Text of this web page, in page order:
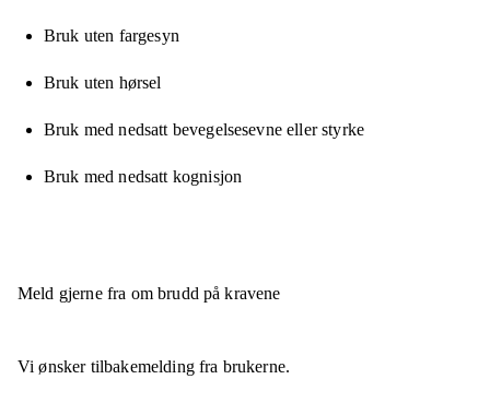
Bruk uten fargesyn
Bruk uten hørsel
Bruk med nedsatt bevegelsesevne eller styrke
Bruk med nedsatt kognisjon
Meld gjerne fra om brudd på kravene
Vi ønsker tilbakemelding fra brukerne.